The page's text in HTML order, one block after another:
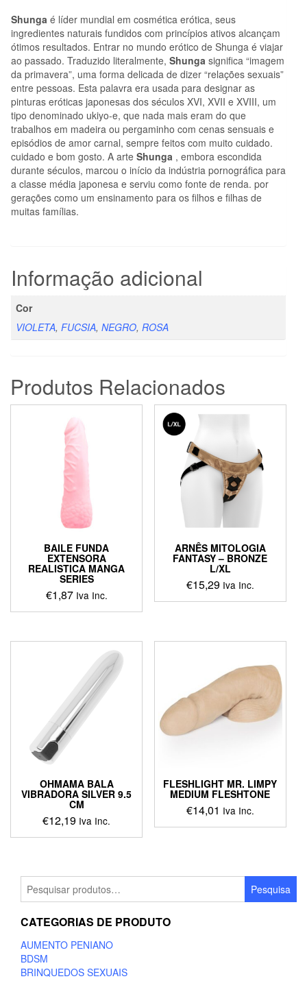
Shunga é líder mundial em cosmética erótica, seus
ingredientes naturais fundidos com princípios ativos alcançam
ótimos resultados. Entrar no mundo erótico de Shunga é viajar
ao passado. Traduzido literalmente, Shunga significa “imagem
da primavera”, uma forma delicada de dizer “relações sexuais”
entre pessoas. Esta palavra era usada para designar as
pinturas eróticas japonesas dos séculos XVI, XVII e XVIII, um
tipo denominado ukiyo-e, que nada mais eram do que
trabalhos em madeira ou pergaminho com cenas sensuais e
episódios de amor carnal, sempre feitos com muito cuidado.
cuidado e bom gosto. A arte Shunga , embora escondida
durante séculos, marcou o início da indústria pornográfica para
a classe média japonesa e serviu como fonte de renda. por
gerações como um ensinamento para os filhos e filhas de
muitas famílias.
Informação adicional
Cor
VIOLETA, FUCSIA, NEGRO, ROSA
Produtos Relacionados
BAILE FUNDA
EXTENSORA
REALISTICA MANGA
SERIES
€1,87 Iva Inc.
ARNÊS MITOLOGIA
FANTASY – BRONZE
L/XL
€15,29 Iva Inc.
OHMAMA BALA
VIBRADORA SILVER 9.5
CM
€12,19 Iva Inc.
FLESHLIGHT MR. LIMPY
MEDIUM FLESHTONE
€14,01 Iva Inc.
por:
Pesquisa
CATEGORIAS DE PRODUTO
AUMENTO PENIANO
BDSM
BRINQUEDOS SEXUAIS